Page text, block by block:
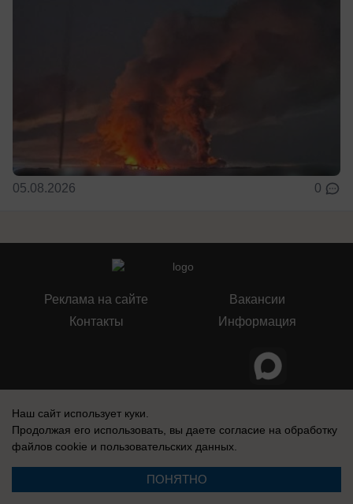
05.08.2026 0
Реклама на сайте
Контакты
Вакансии
Информация
службой по надзору в сфере связи, информационных технологий и
массовых коммуникаций (Роскомнадзор) 12 июля 2019 г.
Наш сайт использует куки.
Продолжая его использовать, вы даете согласие на обработку
файлов cookie и пользовательских данных.
ПОНЯТНО